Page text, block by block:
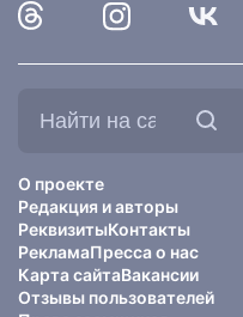
О проекте
Редакция и авторы
РеквизитыКонтакты
РекламаПресса о нас
Карта сайтаВакансии
Отзывы пользователей